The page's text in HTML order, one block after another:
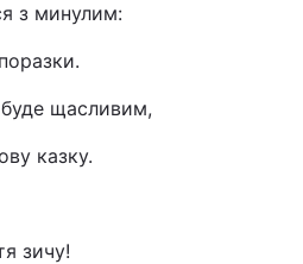
з минулим:
щасливим,
казку.
зичу!